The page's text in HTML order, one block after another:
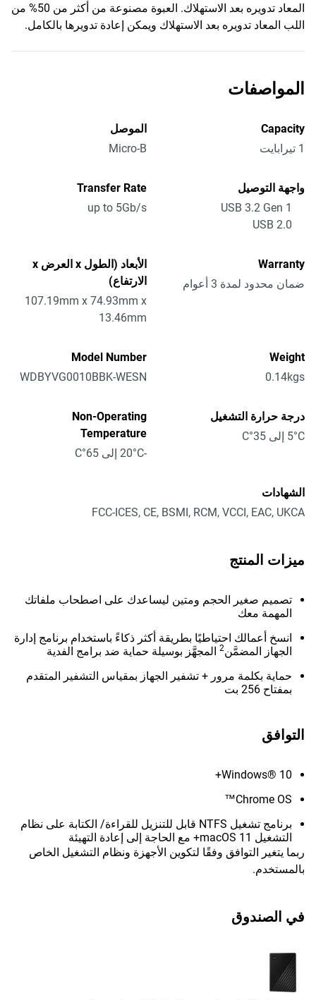
المعاد تدويره بعد الاستهلاك. العبوة مصنوعة من أكثر من 50% من
اللب المعاد تدويره بعد الاستهلاك ويمكن إعادة تدويرها بالكامل.
المواصفات
Capacity
1 تيرابايت
الموصل
Micro-B
واجهة التوصيل
USB 3.2 Gen 1
USB 2.0
Transfer Rate
up to 5Gb/s
Warranty
ضمان محدود لمدة 3 أعوام
الأبعاد (الطول x العرض x
الارتفاع)
107.19mm x 74.93mm x
13.46mm
Weight
0.14kgs
Model Number
WDBYVG0010BBK-WESN
درجة حرارة التشغيل
5°C إلى 35°C
Non-Operating
Temperature
-20°C إلى 65°C
الشهادات
FCC-ICES, CE, BSMI, RCM, VCCI, EAC, UKCA
ميزات المنتج
تصميم صغير الحجم ومتين ليساعدك على اصطحاب ملفاتك
المهمة معك
انسخ أعمالك احتياطيًا بطريقة أكثر ذكاءً باستخدام برنامج إدارة
الجهاز المضمَّن2 المجهَّز بوسيلة حماية ضد برامج الفدية
حماية بكلمة مرور + تشفير الجهاز بمقياس التشفير المتقدم
بمفتاح 256 بت
التوافق
Windows® 10+
Chrome OS™
برنامج تشغيل NTFS قابل للتنزيل للقراءة/ الكتابة على نظام
التشغيل macOS 11+ مع الحاجة إلى إعادة التهيئة
ربما يتغير التوافق وفقًا لتكوين الأجهزة ونظام التشغيل الخاص
بالمستخدم.
في الصندوق